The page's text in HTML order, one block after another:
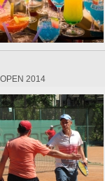
2014